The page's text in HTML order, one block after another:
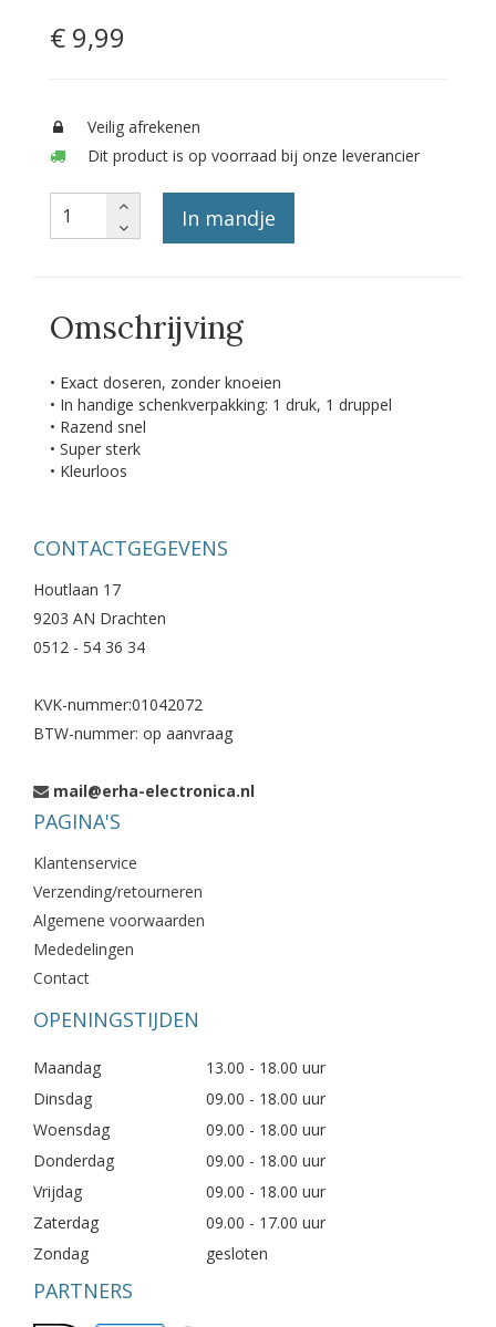
€ 9,99
Veilig afrekenen
Dit product is op voorraad bij onze leverancier
In mandje
Omschrijving
• Exact doseren, zonder knoeien
• In handige schenkverpakking: 1 druk, 1 druppel
• Razend snel
• Super sterk
• Kleurloos
CONTACTGEGEVENS
Houtlaan 17
9203 AN Drachten
0512 - 54 36 34
KVK-nummer:01042072
BTW-nummer: op aanvraag
mail@erha-electronica.nl
PAGINA'S
Klantenservice
Verzending/retourneren
Algemene voorwaarden
Mededelingen
Contact
OPENINGSTIJDEN
Maandag
13.00 - 18.00 uur
Dinsdag
09.00 - 18.00 uur
Woensdag
09.00 - 18.00 uur
Donderdag
09.00 - 18.00 uur
Vrijdag
09.00 - 18.00 uur
Zaterdag
09.00 - 17.00 uur
Zondag
gesloten
PARTNERS